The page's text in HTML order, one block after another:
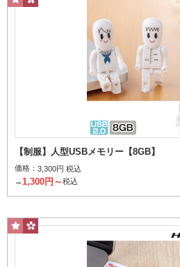
指定なし
【制服】人型USBメモリー【8GB】
価格： 3,300円 税込
→ 1,300円～税込